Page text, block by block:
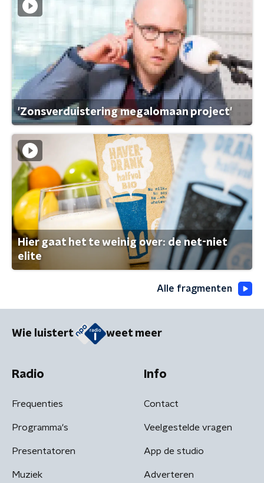
'Zonsverduistering megalomaan project'
Hier gaat het te weinig over: de net-niet
elite
Alle fragmenten
Wie luistert weet meer
Radio
Frequenties
Programma's
Presentatoren
Muziek
Info
Contact
Veelgestelde vragen
App de studio
Adverteren